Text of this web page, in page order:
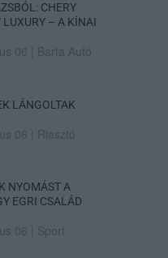
CHERY
– A KÍNAI
06 Barta Autó
LÁNGOLTAK
06 Riasztó
NYOMÁST A
EGRI CSALÁD
06 Sport